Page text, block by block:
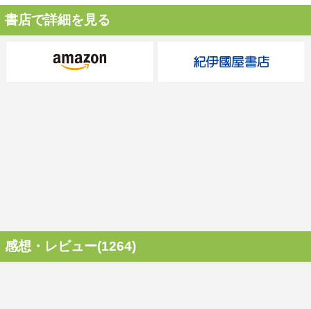
書店で詳細を見る
感想・レビュー(1264)